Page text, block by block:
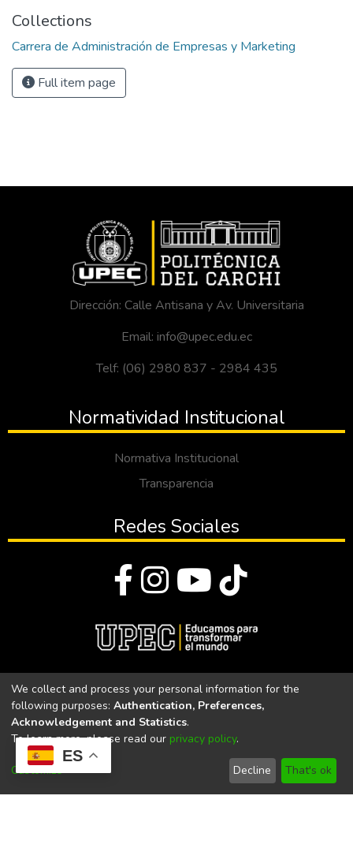
ES
Collections
Carrera de Administración de Empresas y Marketing
Full item page
Dirección: Calle Antisana y Av. Universitaria
Email: info@upec.edu.ec
Telf: (06) 2980 837 - 2984 435
Normatividad Institucional
Normativa Institucional
Transparencia
Redes Sociales
Universidad Politécnica Estatal del Carchi
Universidad Politécnica Estatal del Carchi | Acreditada por el
CACES Resolución N°. 160-SE-33-CACES-2020
We collect and process your personal information for the
following purposes: Authentication, Preferences,
Acknowledgement and Statistics.
To learn more, please read our privacy policy.
Customize Decline That's ok